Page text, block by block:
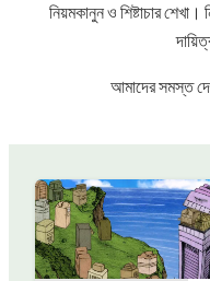
নিয়মকানুন ও শিষ্টাচার
আমাদের সমস্ত